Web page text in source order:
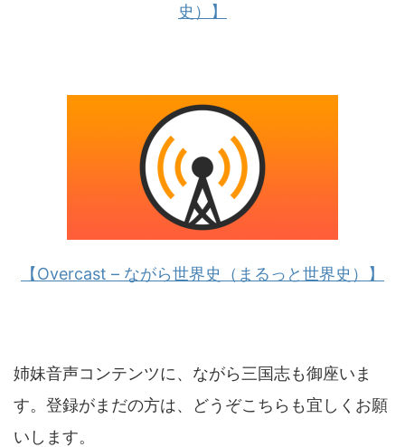
史）】
【Overcast – ながら世界史（まるっと世界史）】
姉妹音声コンテンツに、ながら三国志も御座いま
す。登録がまだの方は、どうぞこちらも宜しくお願
いします。